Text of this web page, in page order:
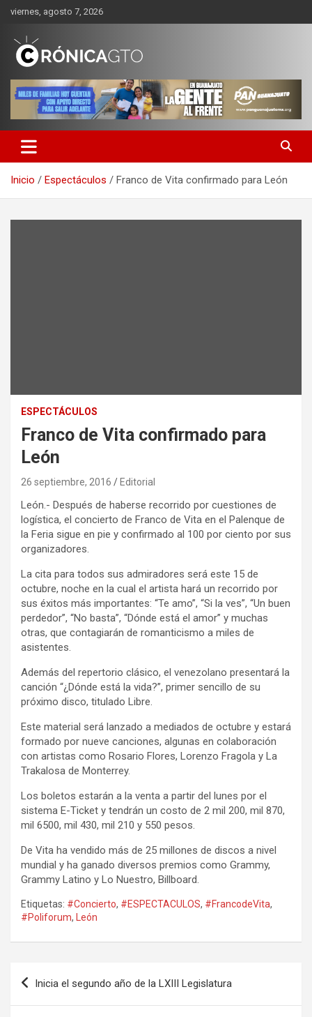
Saltar
contenido
viernes, agosto 7, 2026
CRONICA GUANAJUATO
Inicio Espectáculos Franco de Vita confirmado para León
ESPECTÁCULOS
Franco de Vita confirmado para
León
26 septiembre, 2016 Editorial
León.- Después de haberse recorrido por cuestiones de
logística, el concierto de Franco de Vita en el Palenque de
la Feria sigue en pie y confirmado al 100 por ciento por sus
organizadores.
La cita para todos sus admiradores será este 15 de
octubre, noche en la cual el artista hará un recorrido por
sus éxitos más importantes: “Te amo”, “Si la ves”, “Un buen
perdedor”, “No basta”, “Dónde está el amor” y muchas
otras, que contagiarán de romanticismo a miles de
asistentes.
Además del repertorio clásico, el venezolano presentará la
canción “¿Dónde está la vida?”, primer sencillo de su
próximo disco, titulado Libre.
Este material será lanzado a mediados de octubre y estará
formado por nueve canciones, algunas en colaboración
con artistas como Rosario Flores, Lorenzo Fragola y La
Trakalosa de Monterrey.
Los boletos estarán a la venta a partir del lunes por el
sistema E-Ticket y tendrán un costo de 2 mil 200, mil 870,
mil 6500, mil 430, mil 210 y 550 pesos.
De Vita ha vendido más de 25 millones de discos a nivel
mundial y ha ganado diversos premios como Grammy,
Grammy Latino y Lo Nuestro, Billboard.
Etiquetas: #Concierto, #ESPECTACULOS, #FrancodeVita,
#Poliforum, León
Navegación
Inicia el segundo año de la LXIII Legislatura